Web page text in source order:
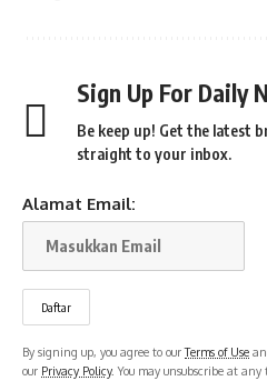
Sign Up For Daily
Be keep up! Get the latest
straight to your inbox.
Alamat Email:
By signing up, you agree to ourTerms of Use
our Privacy Policy. You may unsubscribe at any